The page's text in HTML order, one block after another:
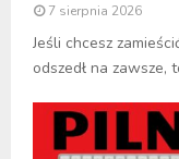
7 sierpnia 2026
Jeśli chcesz
odszedł na zawsze,